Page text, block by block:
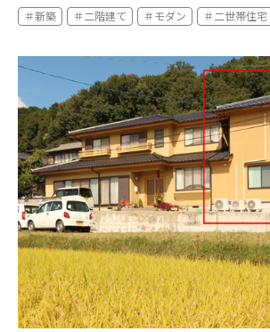
＃新築 ＃二階建て ＃モダン ＃二世帯住宅